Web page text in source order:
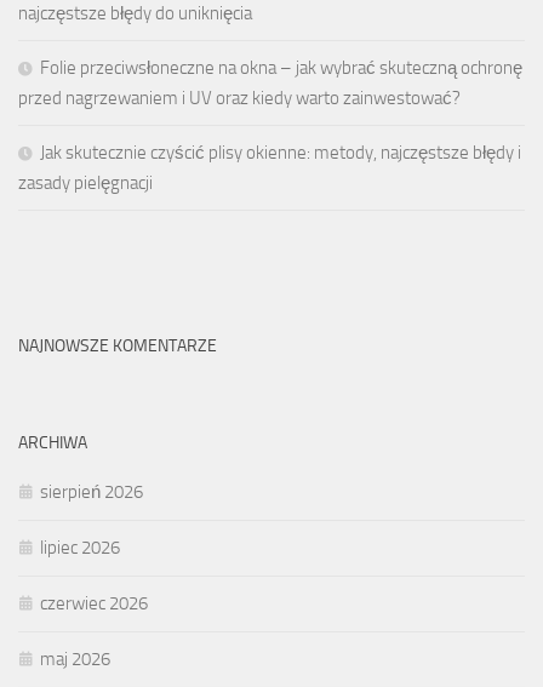
najczęstsze błędy do uniknięcia
Folie przeciwsłoneczne na okna – jak wybrać skuteczną ochronę
przed nagrzewaniem i UV oraz kiedy warto zainwestować?
Jak skutecznie czyścić plisy okienne: metody, najczęstsze błędy i
zasady pielęgnacji
NAJNOWSZE KOMENTARZE
ARCHIWA
sierpień 2026
lipiec 2026
czerwiec 2026
maj 2026